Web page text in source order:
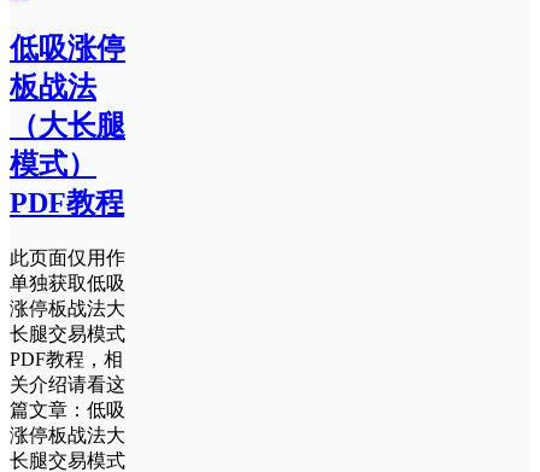
低吸涨停
板战法
（大长腿
模式）
PDF教程
此页面仅用作
单独获取低吸
涨停板战法大
长腿交易模式
PDF教程，相
关介绍请看这
篇文章：低吸
涨停板战法大
长腿交易模式